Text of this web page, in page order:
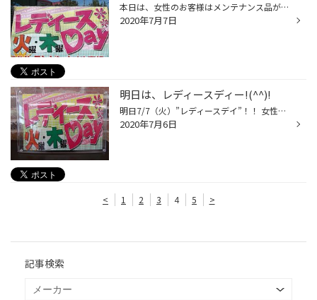
本日は、女性のお客様はメンテナンス品がお安くなります！！ 男性のお客様も女性同伴ならOK！！ そして レディースデイ限定企画として、 商品をご購入いただいた女性のお客様に粗品をプレゼント！！ 普段、お車のメンテナンスをされていない 女性の方がいらっしゃいましたら、 是非ご来店ください！...
2020年7月7日
明日は、レディースディー!(^^)!
明日7/7（火）”レディースデイ”！！ 女性の方にオイル交換がお得な火曜日です♪ さ・ら・に 女性のお客様限定！！ 商品ご購入で粗品をプレゼント！！ ※男性のお客様も女性同伴ならOKです♪ タグ：熊谷 行田 鴻巣 タイヤ オイル バッテリーなど
2020年7月6日
< 1 2 3 4 5 >
記事検索